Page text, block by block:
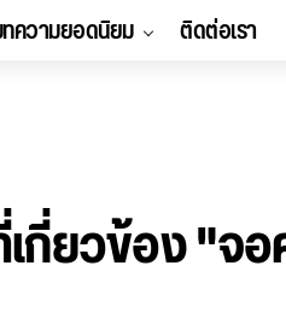
ความยอดนิยม ติดต่อเรา
กี่ยวข้อง "จ